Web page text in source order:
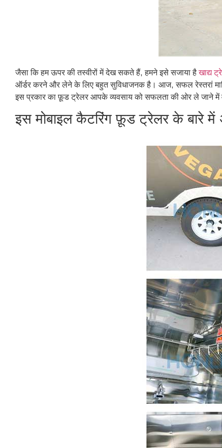
जैसा कि हम ऊपर की तस्वीरों में देख सकते हैं, हमने इसे सजाया हैखाद्य
ऑर्डर करने और लेने के लिए बहुत सुविधाजनक है। आज, सफल रेस्तरां
इस प्रकार का फ़ूड ट्रेलर आपके व्यवसाय को सफलता की ओर ले जाने में
इस मोबाइल कैटरिंग फ़ूड ट्रेलर के बारे में